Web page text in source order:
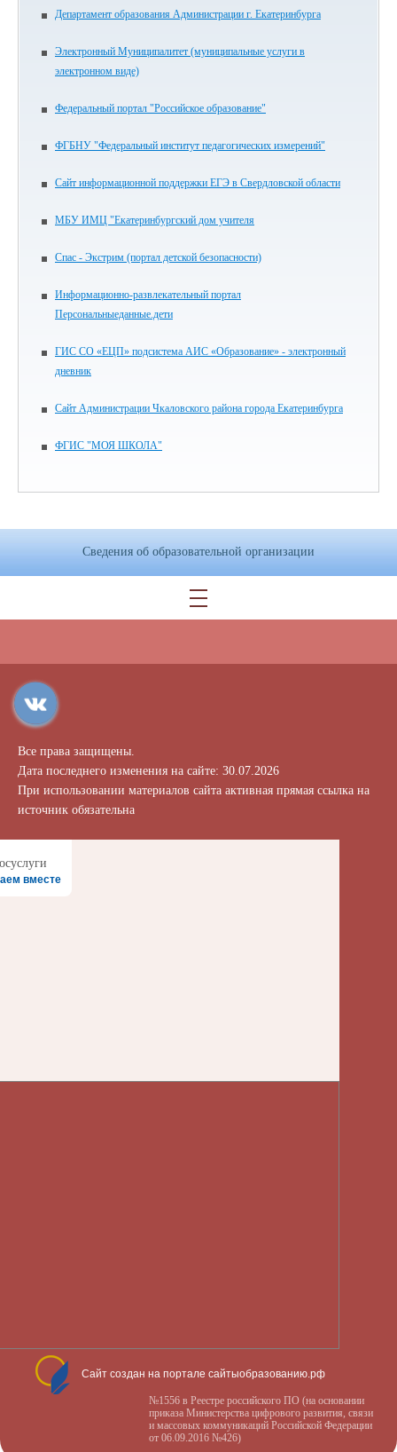
Департамент образования Администрации г. Екатеринбурга
Электронный Муниципалитет (муниципальные услуги в
электронном виде)
Федеральный портал "Российское образование"
ФГБНУ "Федеральный институт педагогических измерений"
Сайт информационной поддержки ЕГЭ в Свердловской области
МБУ ИМЦ "Екатеринбургский дом учителя
Спас - Экстрим (портал детской безопасности)
Информационно-развлекательный портал
Персональныеданные.дети
ГИС СО «ЕЦП» подсистема АИС «Образование» - электронный
дневник
Сайт Администрации Чкаловского района города Екатеринбурга
ФГИС "МОЯ ШКОЛА"
Сведения об образовательной организации
Все права защищены.
Дата последнего изменения на сайте: 30.07.2026
При использовании материалов сайта активная прямая ссылка на
источник обязательна
вместе
Сайт создан на портале сайтыобразованию.рф
№1556 в Реестре российского ПО (на основании
приказа Министерства цифрового развития, связи
и массовых коммуникаций Российской Федерации
от 06.09.2016 №426)